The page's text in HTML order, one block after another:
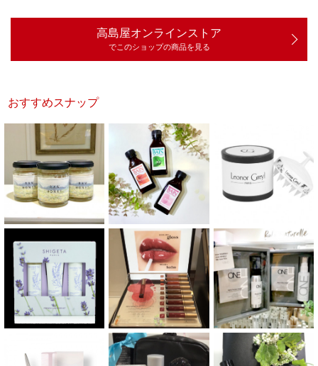
高島屋オンラインストア
でこのショップの商品を見る
おすすめスナップ